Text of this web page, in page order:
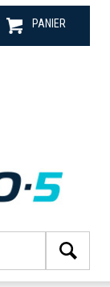
PANIER